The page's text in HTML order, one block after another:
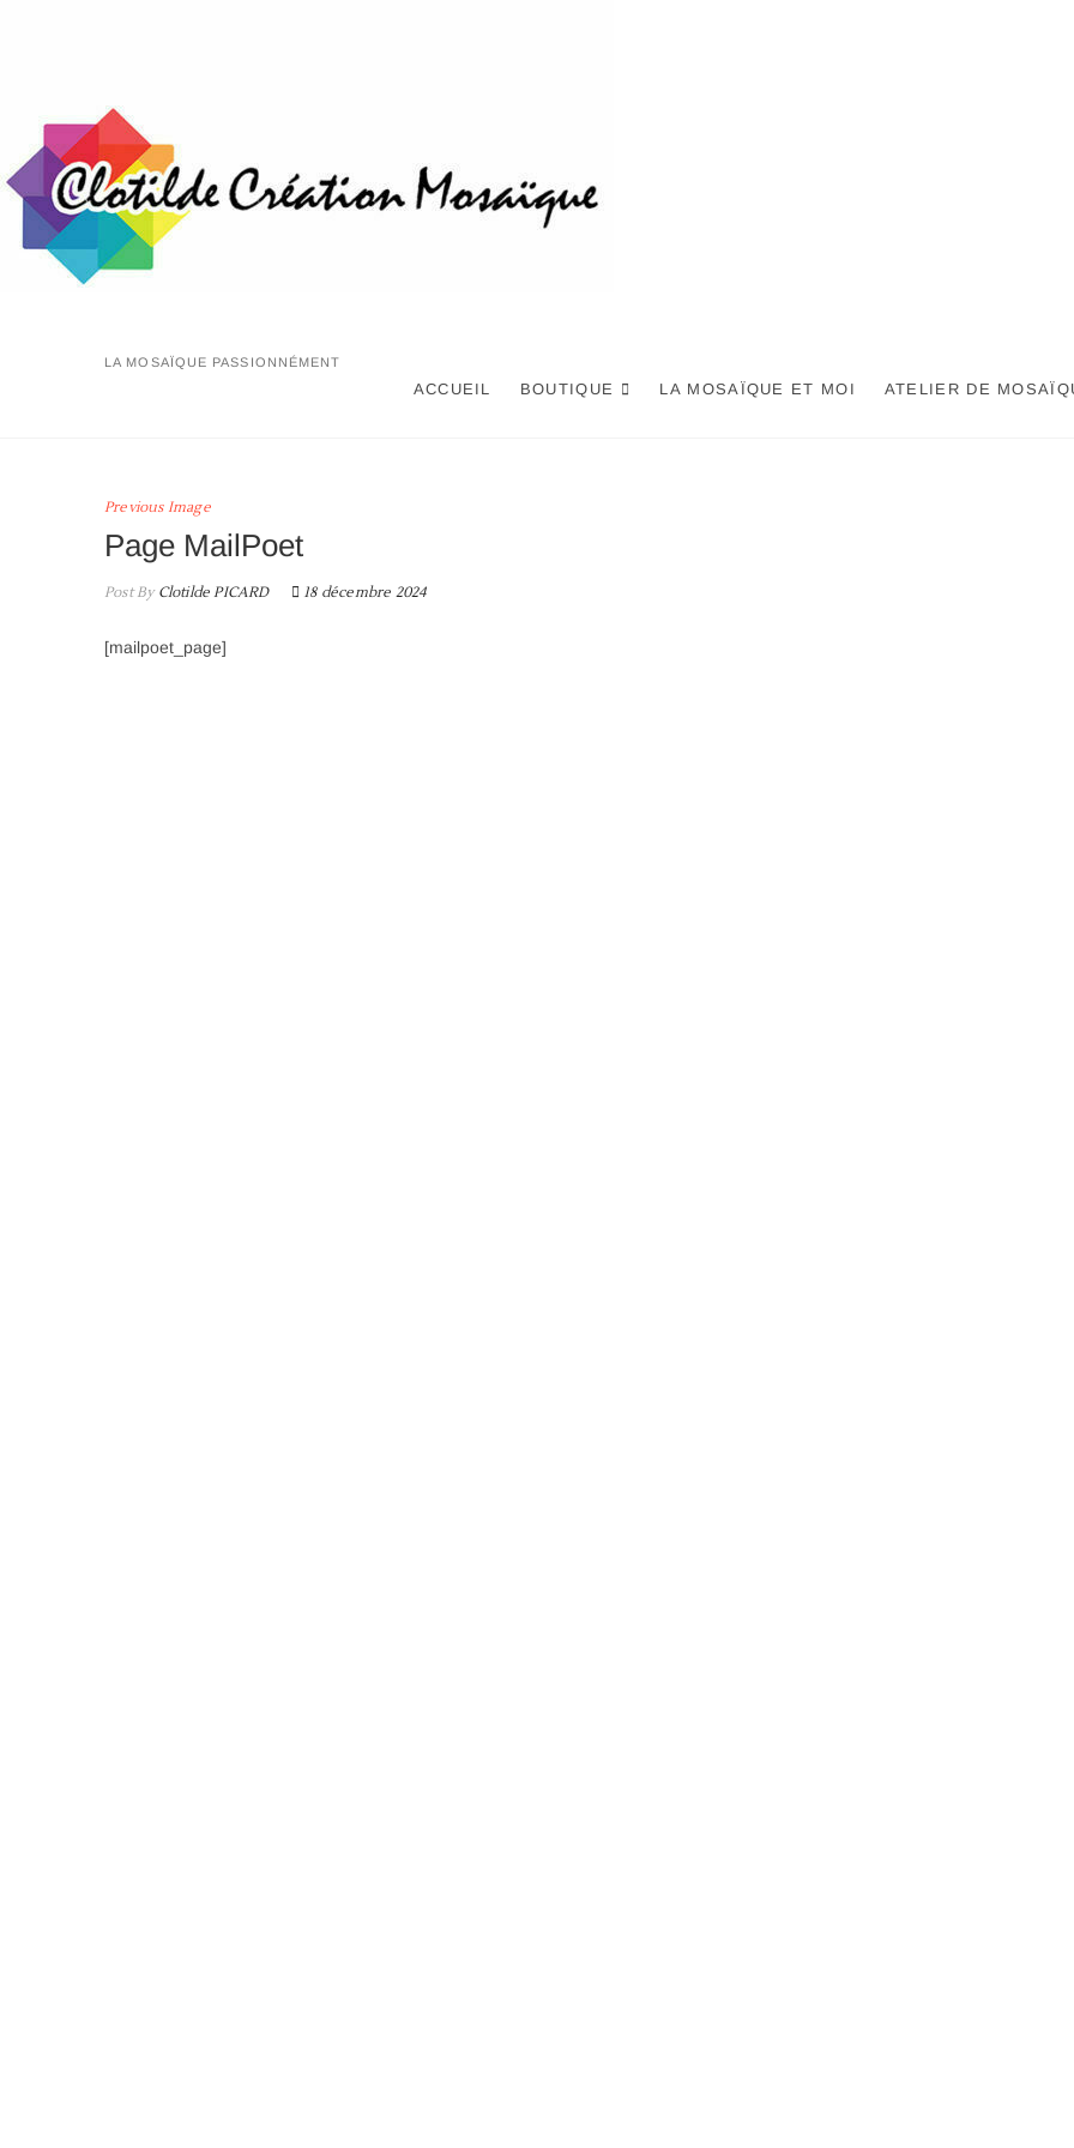
LA MOSAÏQUE PASSIONNÉMENT
ACCUEIL BOUTIQUE LA MOSAÏQUE ET MOI ATELIER DE
Previous Image
Page MailPoet
Post ByClotilde PICARD 18 décembre 2024
[mailpoet_page]